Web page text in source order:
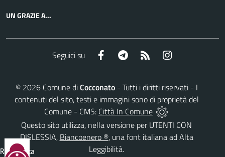
UN GRAZIE A...
Seguici su Facebook Telegram RSS
© 2026Comune diCocconato- Tutti i diritti riservati - I
contenuti del sito, testi e immagini sono di proprietà del
Comune - CMS: Città In Comune
Questo sito utilizza, nella versione per UTENTI CON
DISLESSIA, Biancoenero ®, una font italiana ad Alta
Leggibilità.
Reimposta